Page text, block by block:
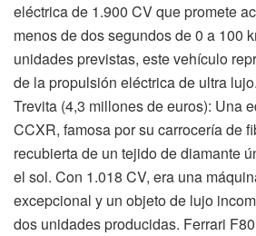
eléctrica de 1.900 CV que promete
menos de dos segundos de 0 a 100
unidades previstas, este vehículo
de la propulsión eléctrica de ultra
Trevita (4,3 millones de euros): Una
CCXR, famosa por su carrocería de
recubierta de un tejido de diamante
el sol. Con 1.018 CV, era una
excepcional y un objeto de lujo
dos unidades producidas. Ferrari